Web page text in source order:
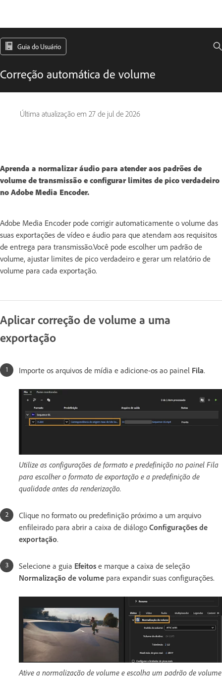
Guia do Usuário
Correção automática de volume
Última atualização em 27 de jul de 2026
Aprenda a normalizar áudio para atender aos padrões de
volume de transmissão e configurar limites de pico verdadeiro
no Adobe Media Encoder.
Adobe Media Encoder pode corrigir automaticamente o volume das
suas exportações de vídeo e áudio para que atendam aos requisitos
de entrega para transmissão.Você pode escolher um padrão de
volume, ajustar limites de pico verdadeiro e gerar um relatório de
volume para cada exportação.
Aplicar correção de volume a uma
exportação
Importe os arquivos de mídia e adicione-os ao painel Fila.
Utilize as configurações de formato e predefinição no painel Fila
para escolher o formato de exportação e a predefinição de
qualidade antes da renderização.
Clique no formato ou predefinição próximo a um arquivo
enfileirado para abrir a caixa de diálogo Configurações de
exportação.
Selecione a guia Efeitos e marque a caixa de seleção
Normalização de volume para expandir suas configurações.
Ative a normalização de volume e escolha um padrão de volume